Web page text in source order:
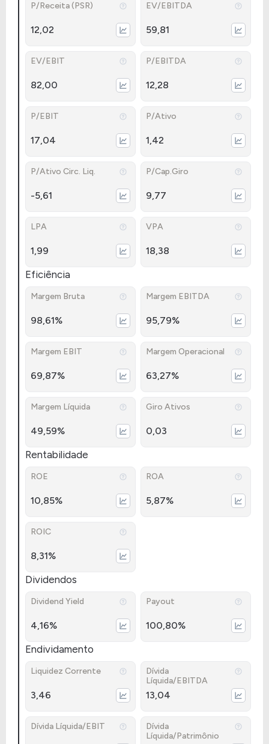
P/Receita (PSR)
12,02
EV/EBITDA
59,81
EV/EBIT
82,00
P/EBITDA
12,28
P/EBIT
17,04
P/Ativo
1,42
P/Ativo Circ. Liq.
-5,61
P/Cap.Giro
9,77
LPA
1,99
VPA
18,38
Eficiência
Margem Bruta
98,61%
Margem EBITDA
95,79%
Margem EBIT
69,87%
Margem Operacional
63,27%
Margem Líquida
49,59%
Giro Ativos
0,03
Rentabilidade
ROE
10,85%
ROA
5,87%
ROIC
8,31%
Dividendos
Dividend Yield
4,16%
Payout
100,80%
Endividamento
Liquidez Corrente
3,46
Dívida
Líquida/EBITDA
13,04
Dívida Líquida/EBIT
Dívida
Líquida/Patrimônio